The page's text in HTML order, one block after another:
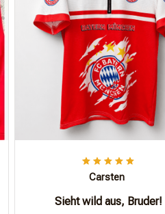
Carsten
Sieht wild aus, Bruder!